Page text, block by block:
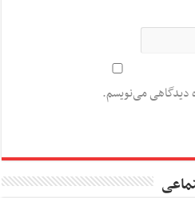
دیدگاهی می‌نویسم.